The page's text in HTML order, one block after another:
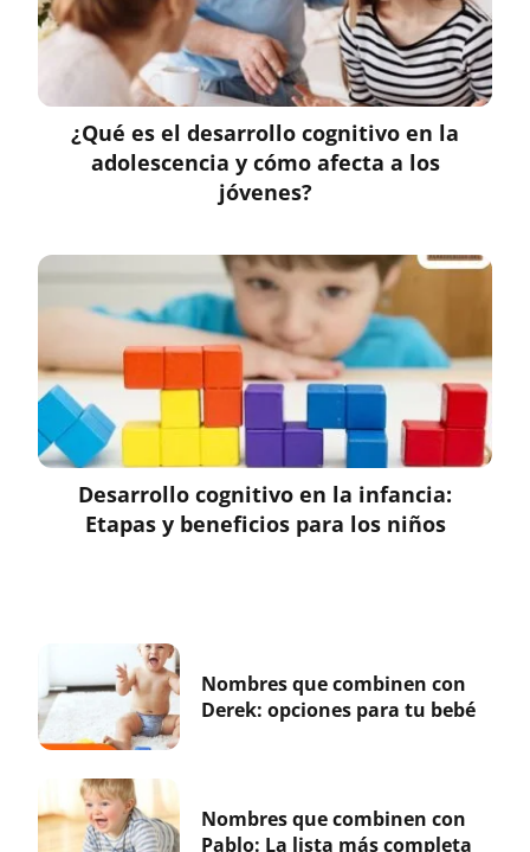
¿Qué es el desarrollo cognitivo en la
adolescencia y cómo afecta a los
jóvenes?
Desarrollo cognitivo en la infancia:
Etapas y beneficios para los niños
Nombres que combinen con
Derek: opciones para tu bebé
Nombres que combinen con
Pablo: La lista más completa